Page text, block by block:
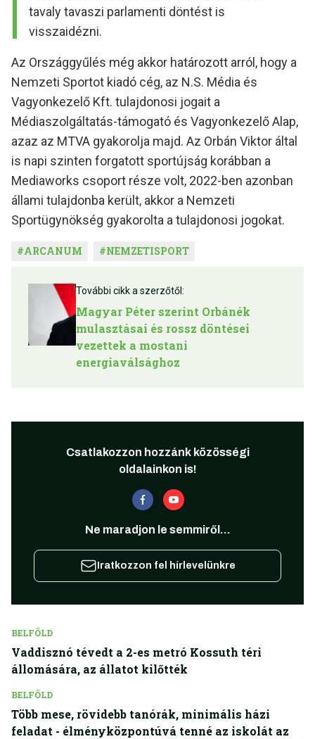
tavaly tavaszi parlamenti döntést is
visszaidézni.
Az Országgyűlés még akkor határozott arról, hogy a
Nemzeti Sportot kiadó cég, az N.S. Média és
Vagyonkezelő Kft. tulajdonosi jogait a
Médiaszolgáltatás-támogató és Vagyonkezelő Alap,
azaz az MTVA gyakorolja majd. Az Orbán Viktor által
is napi szinten forgatott sportújság korábban a
Mediaworks csoport része volt, 2022-ben azonban
állami tulajdonba került, akkor a Nemzeti
Sportügynökség gyakorolta a tulajdonosi jogokat.
#ARCANUM #NEMZETISPORT
További cikk a szerzőtől:
Magyar Péter szerint Orbánék
mulasztásai és rossz döntései
vezettek a mostani
energiaválsághoz
Csatlakozzon hozzánk közösségi
oldalainkon is!
Ne maradjon le semmiről...
Iratkozzon fel hírlevelünkre
BELFÖLD
Vaddisznó tévedt a 2-es metró Kossuth téri
állomására, az állatot kilőtték
BELFÖLD
Több mese, rövidebb tanórák, minimális házi
feladat - élményközpontúvá tenné az iskolát az